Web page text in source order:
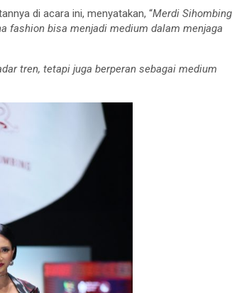
di acara ini, menyatakan, “Merdi Sihombing
fashion bisa menjadi medium dalam menjaga
tren, tetapi juga berperan sebagai medium